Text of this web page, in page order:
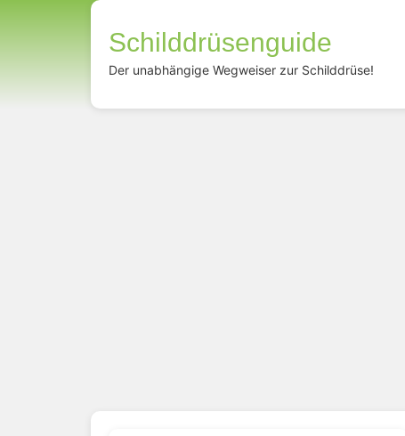
Schilddrüsenguide
Der unabhängige Wegweiser zur Schilddrüse!